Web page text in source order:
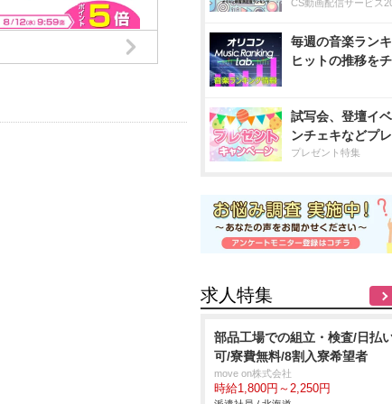
CS動画配信サービス
毎週の音楽ランキ
ヒットの推移を
試写会、登壇イ
ンチェキなどプ
プレゼント特集
求人特集
部品工場での組立・検査/日払
可/寮費無料/8割入寮希望者
move on株式会社
時給1,800円～2,250円